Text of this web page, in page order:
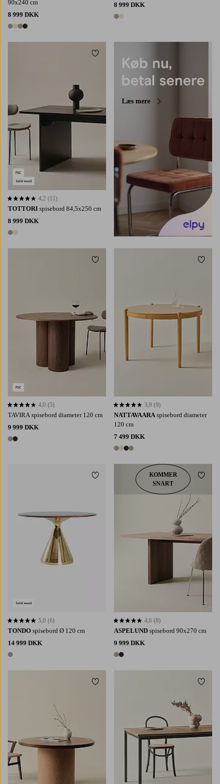
90x240 cm
8 999 DKK
4 farver
8 999 DKK
2 farver
TOTTORI spisebord 84,5x250 cm
8 999 DKK
2 farver
4,2 baseret på 11 bedømmelser
4,2 (11)
Tilføj til favoritter
Læs mere
TAVIRA spisebord diameter 120 cm
9 999 DKK
2 farver
4,0 baseret på 5 bedømmelser
4,0 (5)
Tilføj til favoritter
NATTAVAARA spisebord diameter
120 cm
7 499 DKK
4 farver
3,9 baseret på 9 bedømmelser
3,9 (9)
Tilføj
TONDO spisebord Ø 120 cm
14 999 DKK
1 farve
5,0 baseret på 6 bedømmelser
5,0 (6)
Tilføj til favoritter
ASPELUND spisebord 90x270 cm
9 999 DKK
2 farver
4,6 baseret på 8 bedømmelser
4,6 (8)
KOMMER
SNART
Tilføj
Tilføj til favoritter Tilføj